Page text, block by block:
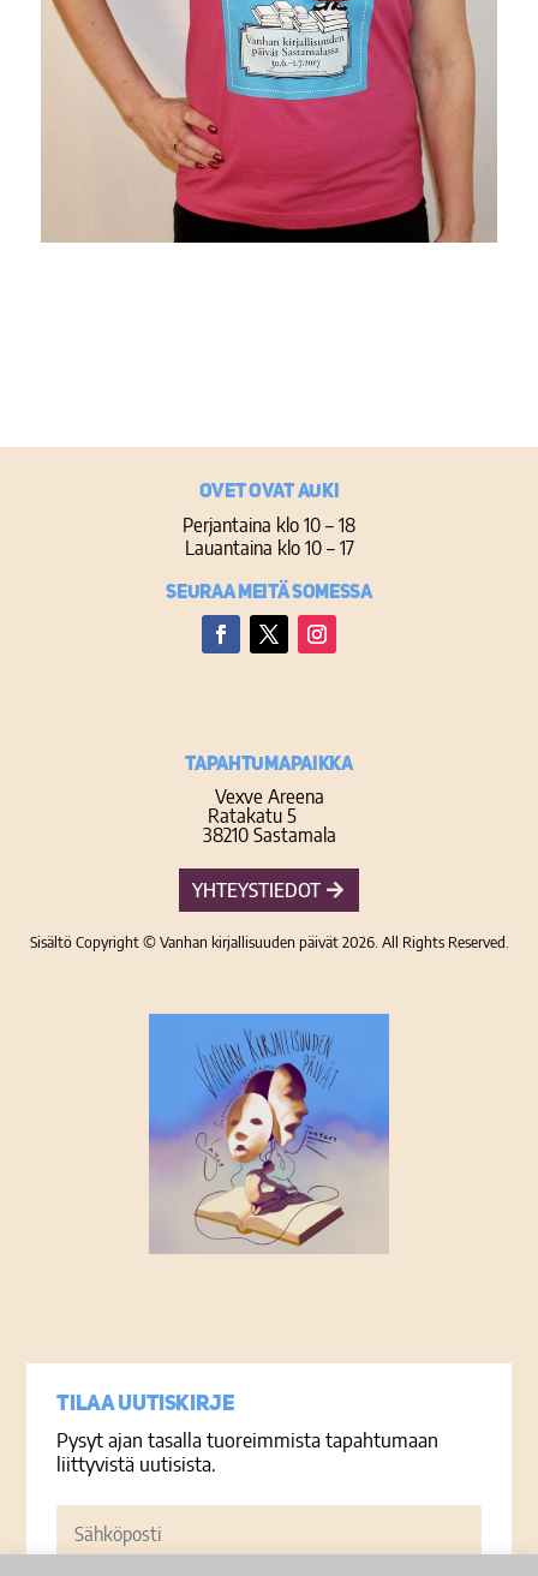
Ovet ovat auki
Perjantaina klo 10 – 18
Lauantaina klo 10 – 17
Seuraa meitä somessa
TAPAHTUMAPAIKKA
Vexve Areena
Ratakatu 5
38210 Sastamala
YHTEYSTIEDOT
Sisältö Copyright © Vanhan kirjallisuuden päivät 2026. All Rights Reserved.
Tilaa uutiskirje
Pysyt ajan tasalla tuoreimmista tapahtumaan
liittyvistä uutisista.